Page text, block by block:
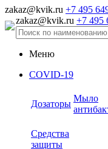
zakaz@kvik.ru +7 495
zakaz@kvik.ru +7 495
Меню
COVID-19
Дозаторы
Мыло
Средства
защиты